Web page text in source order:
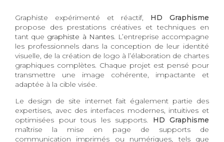
Graphiste expérimenté et réactif, HD Graphisme
propose des prestations créatives et techniques en
tant que graphiste à Nantes. L’entreprise accompagne
les professionnels dans la conception de leur identité
visuelle, de la création de logo à l’élaboration de chartes
graphiques complètes. Chaque projet est pensé pour
transmettre une image cohérente, impactante et
adaptée à la cible visée.
Le design de site internet fait également partie des
expertises, avec des interfaces modernes, intuitives et
optimisées pour tous les supports. HD Graphisme
maîtrise la mise en page de supports de
communication imprimés ou numériques, tels que